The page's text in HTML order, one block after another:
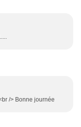
/> Bonne journée